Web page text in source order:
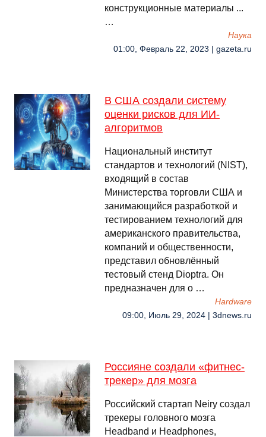
конструкционные материалы ...
…
Наука
01:00, Февраль 22, 2023 | gazeta.ru
В США создали систему
оценки рисков для ИИ-
алгоритмов
Национальный институт
стандартов и технологий (NIST),
входящий в состав
Министерства торговли США и
занимающийся разработкой и
тестированием технологий для
американского правительства,
компаний и общественности,
представил обновлённый
тестовый стенд Dioptra. Он
предназначен для о …
Hardware
09:00, Июль 29, 2024 | 3dnews.ru
Россияне создали «фитнес-
трекер» для мозга
Российский стартап Neiry создал
трекеры головного мозга
Headband и Headphones,